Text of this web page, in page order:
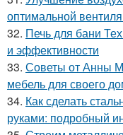
оптимальной
32. Печь для бани
и эффективности
33. Советы от Анны
мебель для своего
34. Как сделать
руками: подробный